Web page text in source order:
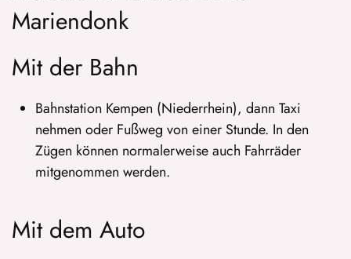
Mariendonk
Mit der Bahn
Bahnstation Kempen (Niederrhein), dann Taxi
nehmen oder Fußweg von einer Stunde. In den
Zügen können normalerweise auch Fahrräder
mitgenommen werden.
Mit dem Auto